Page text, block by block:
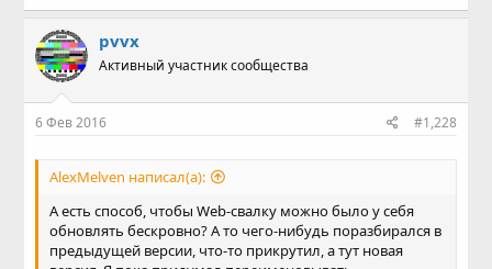
pvvx
Активный участник сообщества
6 Фев 2016 #1,228
AlexMelven написал(а):
А есть способ, чтобы Web-свалку можно было у себя
обновлять бескровно? А то чего-нибудь поразбирался в
предыдущей версии, что-то прикрутил, а тут новая